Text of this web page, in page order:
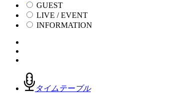
GUEST
LIVE / EVENT
INFORMATION
タイムテーブル